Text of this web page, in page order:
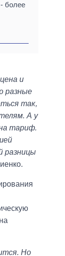
- более
и
разные
так,
А у
тариф.
разницы
Но